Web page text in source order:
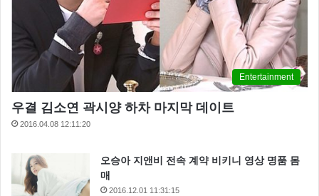
Entertainment
우결 김소연 곽시양 하차 마지막 데이트
2016.04.08 12:11:20
오승아 지앤비 전속 계약 비키니 영상 명품 몸
매
2016.12.01 11:31:15